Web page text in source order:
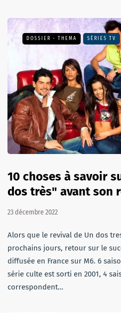
DOSSIER - THEMA SÉRIES TV
10 choses à savoir
dos très" avant son
23 décembre 2022
Alors que le revival de Un dos
prochains jours, retour sur le
diffusée en France sur M6. 6
série culte est sorti en 2001, 4
correspondent…